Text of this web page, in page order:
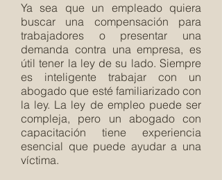
Ya sea que un empleado quiera
buscar una compensación para
trabajadores o presentar una
demanda contra una empresa, es
útil tener la ley de su lado. Siempre
es inteligente trabajar con un
abogado que esté familiarizado con
la ley. La ley de empleo puede ser
compleja, pero un abogado con
capacitación tiene experiencia
esencial que puede ayudar a una
víctima.